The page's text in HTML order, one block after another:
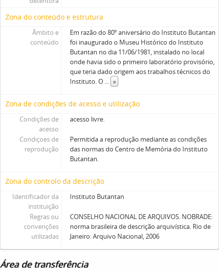
Zona do conteúdo e estrutura
Âmbito e
conteúdo
Em razão do 80º aniversário do Instituto Butantan
foi inaugurado o Museu Histórico do Instituto
Butantan no dia 11/06/1981, instalado no local
onde havia sido o primeiro laboratório provisório,
que teria dado origem aos trabalhos técnicos do
Instituto. O ... »
Zona de condições de acesso e utilização
Condições de
acesso
acesso livre.
Condiçoes de
reprodução
Permitida a reprodução mediante as condições
das normas do Centro de Memória do Instituto
Butantan.
Zona do controlo da descrição
Identificador da
instituição
Instituto Butantan
Regras ou
convenções
utilizadas
CONSELHO NACIONAL DE ARQUIVOS. NOBRADE:
norma brasileira de descrição arquivística. Rio de
Janeiro: Arquivo Nacional, 2006
Área de transferência